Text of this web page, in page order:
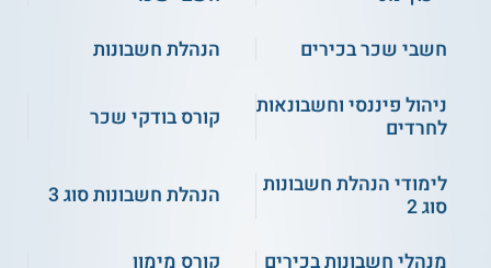
מבוא למיסים.
מיסוי בתאגידים.
הכנסות והוצאות.
תכנוני מס החייבים דיווח.
ועוד.
בקורס מיסים ב' נלמדים הנושאים הבאים:
חשבי שכר בכירים
הנהלת חשבונות
ניהול פיננסי וחשבונאות
לחרדים
קורס בודקי שכר
לימודי הנהלת חשבונות
סוג 2
הנהלת חשבונות סוג 3
מנהלי חשבונות בכירים
קורס מימון